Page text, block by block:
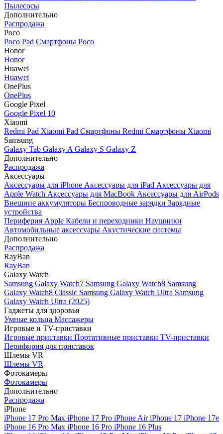
Пылесосы
Дополнительно
Распродажа
Poco
Poco Pad Смартфоны Poco
Honor
Honor
Huawei
Huawei
OnePlus
OnePlus
Google Pixel
Google Pixel 10
Xiaomi
Redmi Pad Xiaomi Pad Смартфоны Redmi Смартфоны Xiaomi
Samsung
Galaxy Tab Galaxy A Galaxy S Galaxy Z
Дополнительно
Распродажа
Аксессуары
Аксессуары для iPhone Аксессуары для iPad Аксессуары для
Apple Watch Аксессуары для MacBook Аксессуары для AirPods
Внешние аккумуляторы Беспроводные зарядки Зарядные
устройства
Периферия Apple Кабели и переходники Наушники
Автомобильные аксессуары Акустические системы
Дополнительно
Распродажа
RayBan
RayBan
Galaxy Watch
Samsung Galaxy Watch7 Samsung Galaxy Watch8 Samsung
Galaxy Watch8 Classic Samsung Galaxy Watch Ultra Samsung
Galaxy Watch Ultra (2025)
Гаджеты для здоровья
Умные кольца Массажеры
Игровые и TV-приставки
Игровые приставки Портативные приставки TV-приставки
Перифирия для приставок
Шлемы VR
Шлемы VR
Фотокамеры
Фотокамеры
Дополнительно
Распродажа
iPhone
iPhone 17 Pro Max iPhone 17 Pro iPhone AiriPhone 17 iPhone 17e
iPhone 16 Pro Max iPhone 16 Pro iPhone 16 Plus